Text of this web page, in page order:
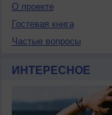
О проекте
Гостевая книга
Частые вопросы
ИНТЕРЕСНОЕ